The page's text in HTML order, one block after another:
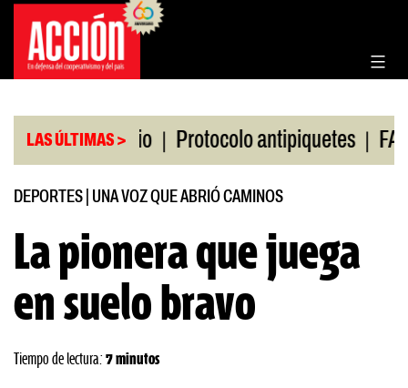
Saltar
contenido
LAS ÚLTIMAS >
Rosario | Protocolo antipiquetes | FATE debe
DEPORTES UNA VOZ QUE ABRIÓ CAMINOS
La pionera que juega
en suelo bravo
Tiempo de lectura: 7 minutos